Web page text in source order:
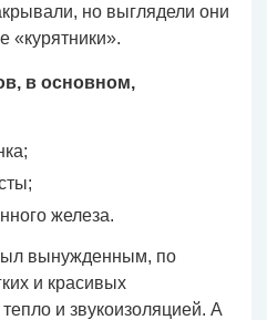
но выглядели они
«курятники».
в основном,
железа.
вынужденным, по
и красивых
и звукоизоляцией. А